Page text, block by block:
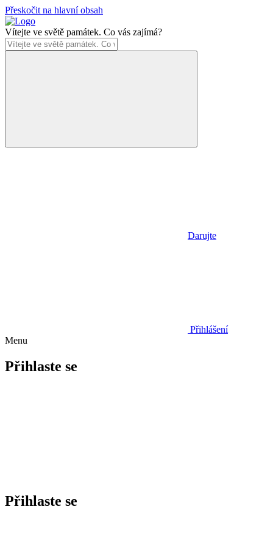
Přeskočit na hlavní obsah
Vítejte ve světě památek. Co vás zajímá?
Darujte
Přihlášení
Menu
Přihlaste se
Přihlaste se